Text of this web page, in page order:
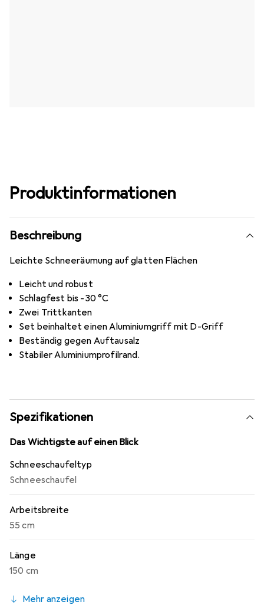
Produktinformationen
Beschreibung
Leichte Schneeräumung auf glatten Flächen
Leicht und robust
Schlagfest bis -30 °C
Zwei Trittkanten
Set beinhaltet einen Aluminiumgriff mit D-Griff
Beständig gegen Auftausalz
Stabiler Aluminiumprofilrand.
Spezifikationen
Das Wichtigste auf einen Blick
Schneeschaufeltyp
Schneeschaufel
Arbeitsbreite
55 cm
Länge
150 cm
Mehr anzeigen